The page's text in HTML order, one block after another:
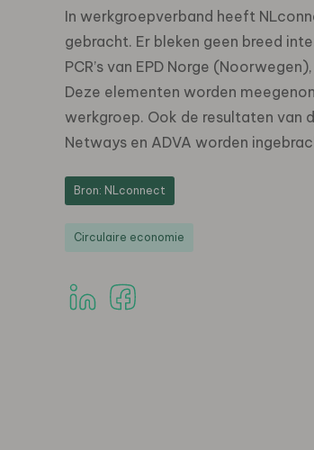
In werkgroepverband heeft
gebracht. Er bleken geen breed
PCR’s van EPD Norge
Deze elementen worden
werkgroep. Ook de resultaten van
Netways en ADVA worden
Bron: NLconnect
Circulaire economie